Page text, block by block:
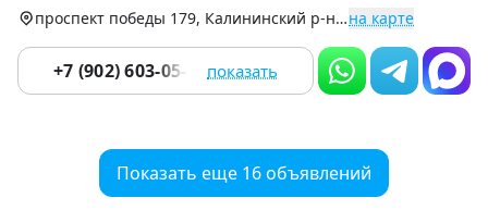
проспект победы 179, Калининский р-н (Северо-Запад)на карте
+7 (902) 603-05-15 показать
Показать еще 16 объявлений